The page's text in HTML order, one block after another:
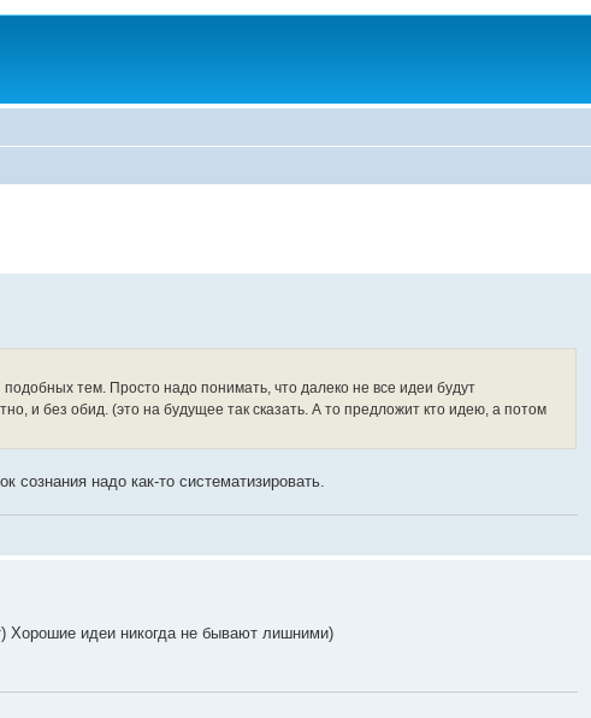
тем. Просто надо понимать, что далеко не все идеи будут
и без обид. (это на будущее так сказать. А то предложит кто идею, а потом
сознания надо как-то систематизировать.
Хорошие идеи никогда не бывают лишними)